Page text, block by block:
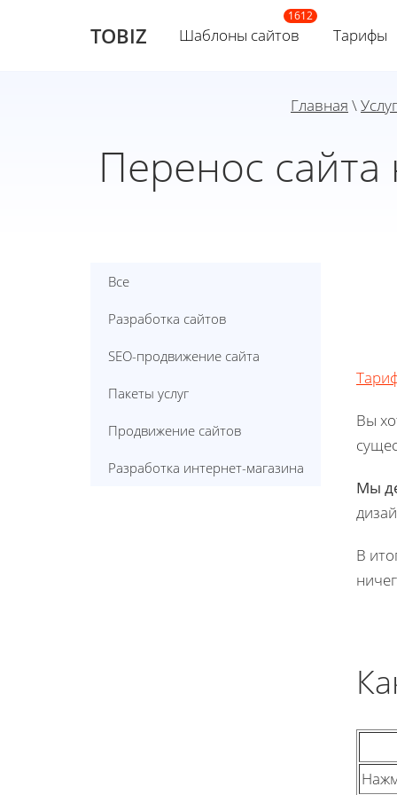
TOBIZ Шаблоны сайтов Тарифы
Главная \
Перенос
Все
Pазработка сайтов
SEO-продвижение сайта
Пакеты услуг
Продвижение сайтов
Разработка интернет-магазина
Вы
Мы
В